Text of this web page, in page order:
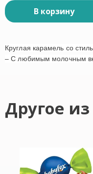
В корзину
Круглая карамель со
– С любимым молочным
Другое